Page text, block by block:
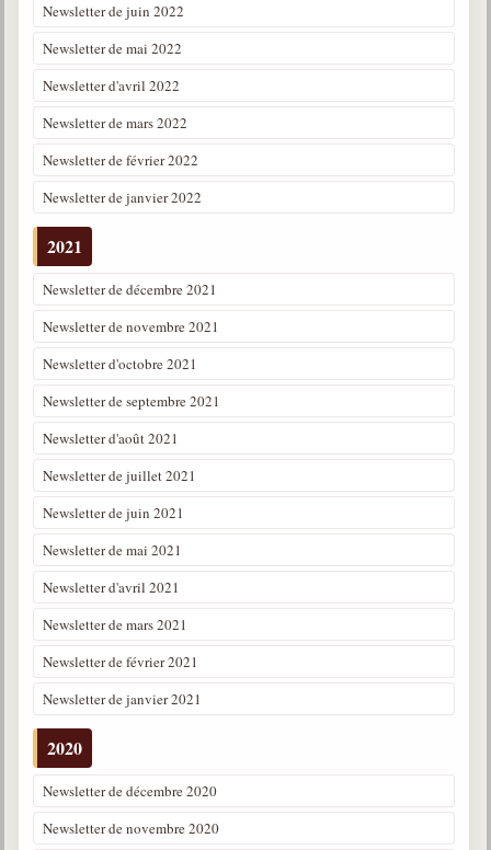
Newsletter de juin 2022
Newsletter de mai 2022
Newsletter d'avril 2022
Newsletter de mars 2022
Newsletter de février 2022
Newsletter de janvier 2022
2021
Newsletter de décembre 2021
Newsletter de novembre 2021
Newsletter d'octobre 2021
Newsletter de septembre 2021
Newsletter d'août 2021
Newsletter de juillet 2021
Newsletter de juin 2021
Newsletter de mai 2021
Newsletter d'avril 2021
Newsletter de mars 2021
Newsletter de février 2021
Newsletter de janvier 2021
2020
Newsletter de décembre 2020
Newsletter de novembre 2020